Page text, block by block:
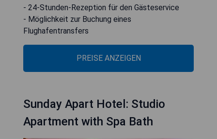
- 24-Stunden-Rezeption für den Gästeservice
- Möglichkeit zur Buchung eines
Flughafentransfers
PREISE ANZEIGEN
Sunday Apart Hotel: Studio
Apartment with Spa Bath